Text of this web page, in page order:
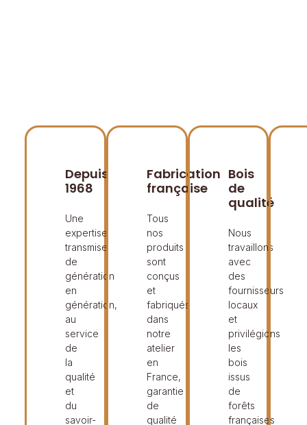
Depuis
1968
Une
expertise
transmise
de
génération
en
génération,
au
service
de
la
qualité
et
du
savoir-
Fabrication
française
Tous
nos
produits
sont
conçus
et
fabriqués
dans
notre
atelier
en
France,
garantie
de
qualité
Bois
de
qualité
Nous
travaillons
avec
des
fournisseurs
locaux
et
privilégions
les
bois
issus
de
forêts
françaises